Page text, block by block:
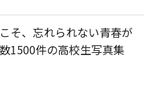
そ、忘れられない青春が
1500件の高校生写真集